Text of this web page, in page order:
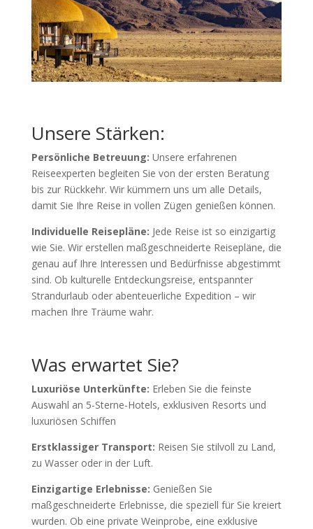
Unsere Stärken:
Persönliche Betreuung: Unsere erfahrenen
Reiseexperten begleiten Sie von der ersten Beratung
bis zur Rückkehr. Wir kümmern uns um alle Details,
damit Sie Ihre Reise in vollen Zügen genießen können.
Individuelle Reisepläne: Jede Reise ist so einzigartig
wie Sie. Wir erstellen maßgeschneiderte Reisepläne, die
genau auf Ihre Interessen und Bedürfnisse abgestimmt
sind. Ob kulturelle Entdeckungsreise, entspannter
Strandurlaub oder abenteuerliche Expedition – wir
machen Ihre Träume wahr.
Was erwartet Sie?
Luxuriöse Unterkünfte: Erleben Sie die feinste
Auswahl an 5-Sterne-Hotels, exklusiven Resorts und
luxuriösen Schiffen
Erstklassiger Transport: Reisen Sie stilvoll zu Land,
zu Wasser oder in der Luft.
Einzigartige Erlebnisse: Genießen Sie
maßgeschneiderte Erlebnisse, die speziell für Sie kreiert
wurden. Ob eine private Weinprobe, eine exklusive